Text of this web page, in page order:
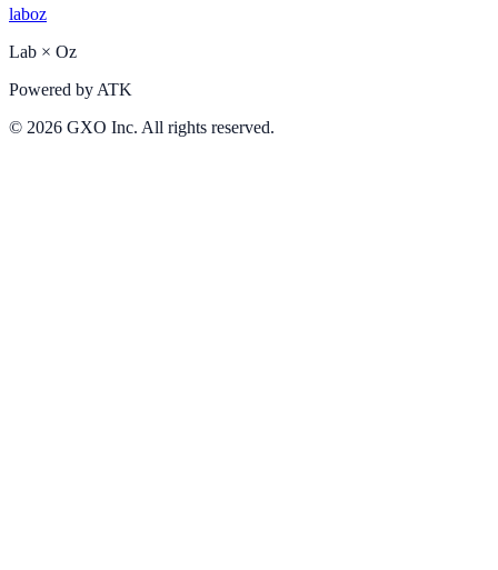
laboz
Lab × Oz
Powered by ATK
© 2026 GXO Inc. All rights reserved.